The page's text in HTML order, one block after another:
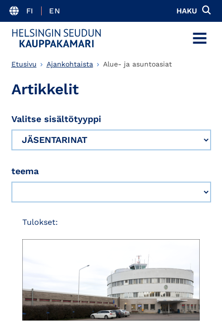
FI EN HAKU
MENU
Etusivu Ajankohtaista Alue- ja asuntoasiat
Artikkelit
Valitse sisältötyyppi
teema
Tulokset: